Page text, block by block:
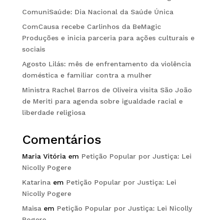
ComuniSaúde: Dia Nacional da Saúde Única
ComCausa recebe Carlinhos da BeMagic
Produções e inicia parceria para ações culturais e
sociais
Agosto Lilás: mês de enfrentamento da violência
doméstica e familiar contra a mulher
Ministra Rachel Barros de Oliveira visita São João
de Meriti para agenda sobre igualdade racial e
liberdade religiosa
Comentários
Maria Vitóriaem Petição Popular por Justiça: Lei
Nicolly Pogere
Katarinaem Petição Popular por Justiça: Lei
Nicolly Pogere
Maisaem Petição Popular por Justiça: Lei Nicolly